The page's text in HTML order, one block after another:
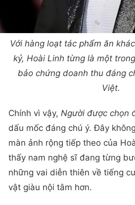
Với hàng loạt tác phẩm ăn
kỷ, Hoài Linh từng là một
bảo chứng doanh thu đáng
Việt.
Chính vì vậy, Người được chọn
dấu mốc đáng chú ý. Đây
màn ảnh rộng tiếp theo của
thấy nam nghệ sĩ đang từng
những vai diễn thiên về tiếng
vật giàu nội tâm hơn.